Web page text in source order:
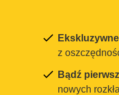
z
Bądź
nowych